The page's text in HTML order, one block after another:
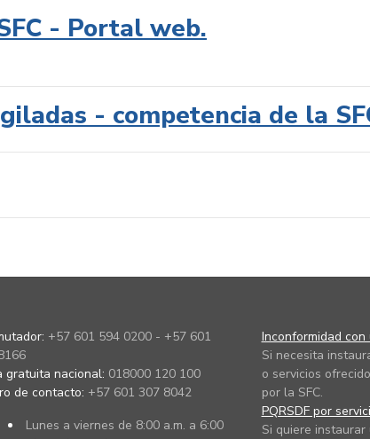
- Portal web.
- competencia de la
+57 601 594 0200 - +57 601
gratuita nacional: 018000 120 100
de contacto: +57 601 307 8042
Lunes a viernes de 8:00 a.m. a 6:00
Inconformidad
Si necesita
o servicios
por la SFC.
PQRSDF por
Si quiere instaurar